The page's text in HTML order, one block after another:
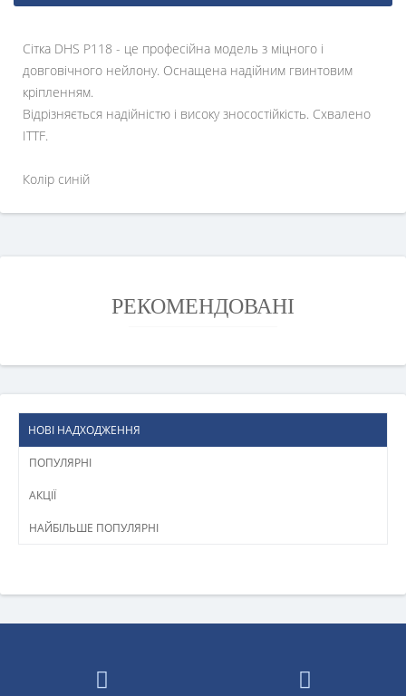
Сітка DHS P118 - це професійна модель з міцного і
довговічного нейлону. Оснащена надійним гвинтовим
кріпленням.
Відрізняється надійністю і високу зносостійкість. Схвалено
ITTF.
Колір синій
РЕКОМЕНДОВАНІ
НОВІ НАДХОДЖЕННЯ
ПОПУЛЯРНІ
АКЦІЇ
НАЙБІЛЬШЕ ПОПУЛЯРНІ